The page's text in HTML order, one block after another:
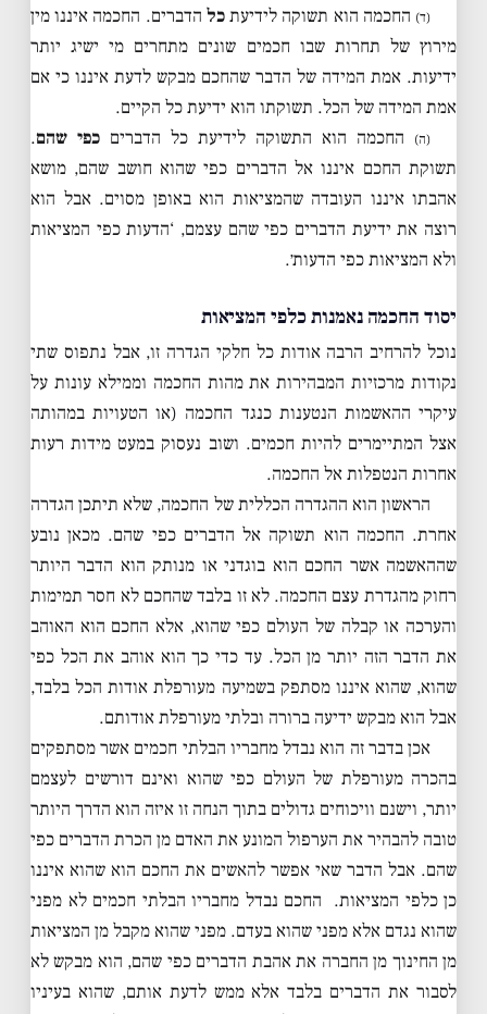
(ד) החכמה הוא תשוקה לידיעתכל הדברים. החכמה איננו מין
מירוץ של תחרות שבו חכמים שונים מתחרים מי ישיג יותר
ידיעות. אמת המידה של הדבר שהחכם מבקש לדעת איננו כי אם
אמת המידה של הכל. תשוקתו הוא ידיעת כל הקיים.
(ה) החכמה הוא התשוקה לידיעת כל הדברים כפי שהם.
תשוקת החכם איננו אל הדברים כפי שהוא חושב שהם, מושא
אהבתו איננו העובדה שהמציאות הוא באופן מסוים. אבל הוא
רוצה את ידיעת הדברים כפי שהם עצמם, ‘הדעות כפי המציאות
ולא המציאות כפי הדעות׳.
יסוד החכמה נאמנות כלפי המציאות
נוכל להרחיב הרבה אודות כל חלקי הגדרה זו, אבל נתפוס שתי
נקודות מרכזיות המבהירות את מהות החכמה וממילא עונות על
עיקרי ההאשמות הנטענות כנגד החכמה (או הטעויות במהותה
אצל המתיימרים להיות חכמים. ושוב נעסוק במעט מידות רעות
אחרות הנטפלות אל החכמה.
הראשון הוא ההגדרה הכללית של החכמה, שלא תיתכן הגדרה
אחרת. החכמה הוא תשוקה אל הדברים כפי שהם. מכאן נובע
שההאשמה אשר החכם הוא בוגדני או מנותק הוא הדבר היותר
רחוק מהגדרת עצם החכמה. לא זו בלבד שהחכם לא חסר תמימות
והערכה או קבלה של העולם כפי שהוא, אלא החכם הוא האוהב
את הדבר הזה יותר מן הכל. עד כדי כך הוא אוהב את הכל כפי
שהוא, שהוא איננו מסתפק בשמיעה מעורפלת אודות הכל בלבד,
אבל הוא מבקש ידיעה ברורה ובלתי מעורפלת אודותם.
אכן בדבר זה הוא נבדל מחבריו הבלתי חכמים אשר מסתפקים
בהכרה מעורפלת של העולם כפי שהוא ואינם דורשים לעצמם
יותר, וישנם וויכוחים גדולים בתוך הנחה זו איזה הוא הדרך היותר
טובה להבהיר את הערפול המונע את האדם מן הכרת הדברים כפי
שהם. אבל הדבר שאי אפשר להאשים את החכם הוא שהוא איננו
כן כלפי המציאות. החכם נבדל מחבריו הבלתי חכמים לא מפני
שהוא נגדם אלא מפני שהוא בעדם. מפני שהוא מקבל מן המציאות
מן החינוך מן החברה את אהבת הדברים כפי שהם, הוא מבקש לא
לסבור את הדברים בלבד אלא ממש לדעת אותם, שהוא בעיניו